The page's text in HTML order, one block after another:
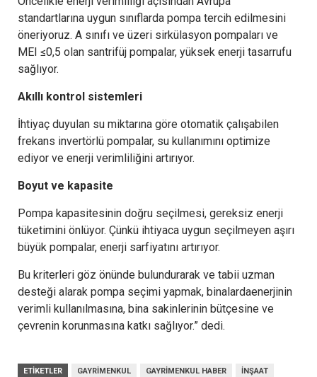
standartlarına uygun sınıflarda pompa tercih edilmesini
öneriyoruz. A sınıfı ve üzeri sirkülasyon pompaları ve
MEI ≤0,5 olan santrifüj pompalar, yüksek enerji tasarrufu
sağlıyor.
Akıllı kontrol sistemleri
İhtiyaç duyulan su miktarına göre otomatik çalışabilen
frekans invertörlü pompalar, su kullanımını optimize
ediyor ve enerji verimliliğini artırıyor.
Boyut ve kapasite
Pompa kapasitesinin doğru seçilmesi, gereksiz enerji
tüketimini önlüyor. Çünkü ihtiyaca uygun seçilmeyen aşırı
büyük pompalar, enerji sarfiyatını artırıyor.
Bu kriterleri göz önünde bulundurarak ve tabii uzman
desteği alarak pompa seçimi yapmak, binalardaenerjinin
verimli kullanılmasına, bina sakinlerinin bütçesine ve
çevrenin korunmasına katkı sağlıyor.” dedi.
ETIKETLER GAYRIMENKUL GAYRIMENKUL HABER INŞAAT